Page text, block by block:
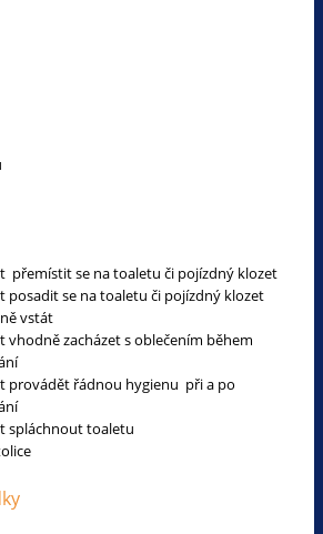
přemístit se na toaletu či pojízdný klozet
posadit se na toaletu či pojízdný klozet
vstát
vhodně zacházet s oblečením během
provádět řádnou hygienu při a po
spláchnout toaletu